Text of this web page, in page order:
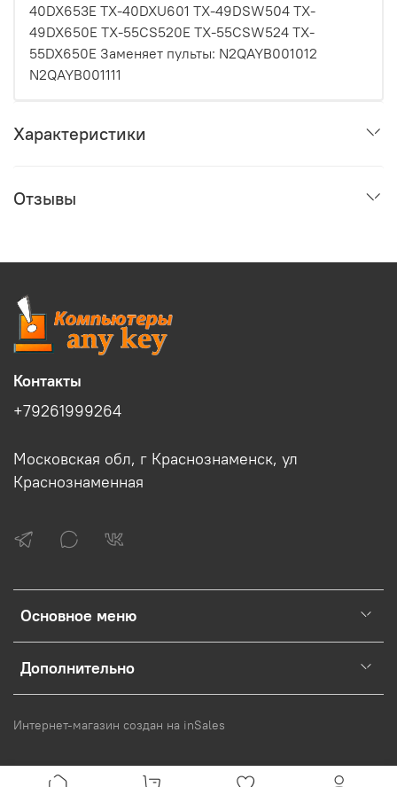
40DX653E TX-40DXU601 TX-49DSW504 TX-
49DX650E TX-55CS520E TX-55CSW524 TX-
55DX650E Заменяет пульты: N2QAYB001012
N2QAYB001111
Характеристики
Отзывы
Основное меню
Дополнительно
Контакты
+79261999264
Московская обл, г Краснознаменск, ул
Краснознаменная
Интернет-магазин создан на inSales